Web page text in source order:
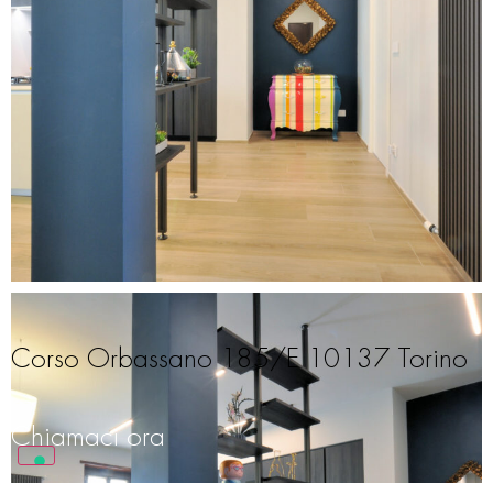
Corso Orbassano 185/E 10137 Torino
Chiamaci ora